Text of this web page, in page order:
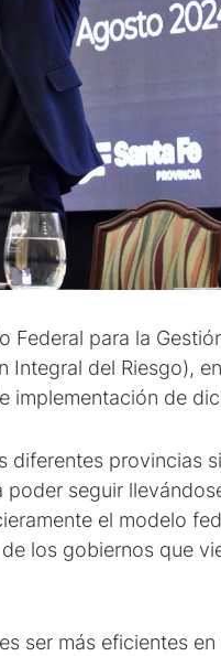
para la
del Riesgo),
implementación de
diferentes provincias
seguir
el modelo
los gobiernos que
ser más eficientes